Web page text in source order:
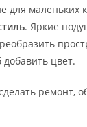
для маленьких
. Яркие
цвет.
ремонт,